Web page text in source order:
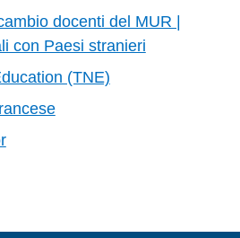
docenti del MUR |
con Paesi stranieri
(TNE)